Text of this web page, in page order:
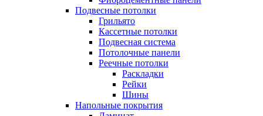
Подвесные потолки
Грильято
Кассетные потолки
Подвесная система
Потолочные панели
Реечные потолки
Раскладки
Рейки
Шины
Напольные покрытия